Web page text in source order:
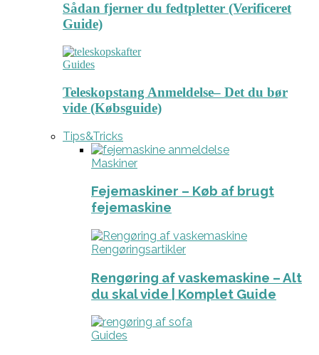
Sådan fjerner du fedtpletter (Verificeret
Guide)
Guides
Teleskopstang Anmeldelse– Det du bør
vide (Købsguide)
Tips&Tricks
Maskiner
Fejemaskiner – Køb af brugt
fejemaskine
Rengøringsartikler
Rengøring af vaskemaskine – Alt
du skal vide | Komplet Guide
Guides